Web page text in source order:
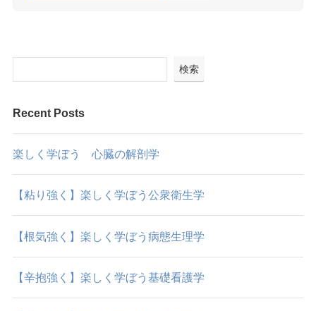
検索
Recent Posts
楽しく学ぼう 心臓の解剖学
【粘り強く】楽しく学ぼう公衆衛生学
【根気強く】楽しく学ぼう病態生理学
【辛抱強く】楽しく学ぼう基礎看護学